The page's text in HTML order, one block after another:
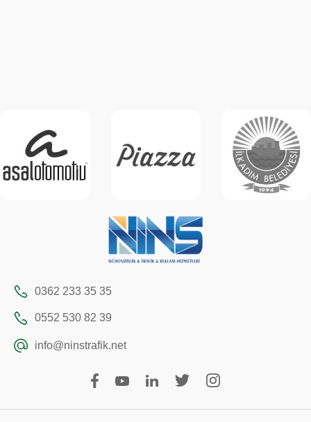
0362 233 35 35
0552 530 82 39
info@ninstrafik.net